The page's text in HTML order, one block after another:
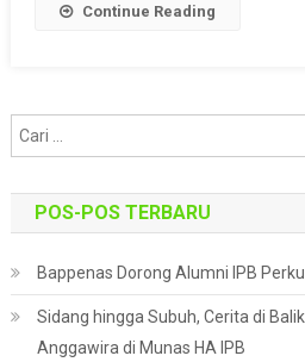
Continue Reading
POS-POS TERBARU
Bappenas Dorong Alumni IPB
Sidang hingga Subuh, Cerita di
Anggawira di Munas HA IPB